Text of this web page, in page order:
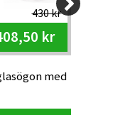
430 kr
kr
med